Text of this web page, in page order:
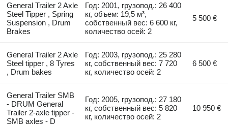
General Trailer 2 Axle
Steel Tipper , Spring
Suspension , Drum
Brakes
Год: 2001, грузопод.: 26 400
кг, объем: 19,5 м³,
собственный вес: 6 600 кг,
количество осей: 2
5 500 €
General Trailer 2 Axle
Steel tipper , 8 Tyres
, Drum bakes
Год: 2003, грузопод.: 25 280
кг, собственный вес: 7 720
кг, количество осей: 2
6 500 €
General Trailer SMB
- DRUM General
Trailer 2-axle tipper -
SMB axles - D
Год: 2005, грузопод.: 27 180
кг, собственный вес: 5 820
кг, количество осей: 2
10 950 €